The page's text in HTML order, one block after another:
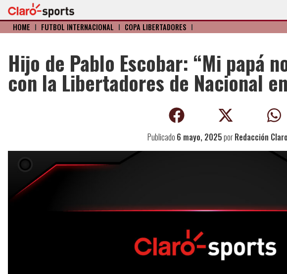
HOME I FÚTBOL INTERNACIONAL I COPA LIBERTADORES I
Hijo de Pablo Escobar: “Mi papá
con la Libertadores de Nacional
Publicado 6 mayo, 2025porRedacción